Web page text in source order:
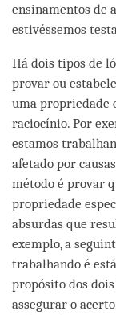
ensinamentos de
estivéssemos
Há dois tipos de
provar ou
uma propriedade
raciocínio. Por
estamos
afetado por
método é provar
propriedade
absurdas que
exemplo, a
trabalhando é
propósito dos
assegurar o